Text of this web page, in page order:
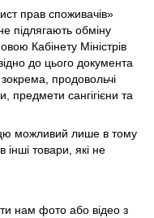
прав споживачів»
підлягають обміну
Кабінету Міністрів
до цього документа
продовольчі
предмети сангігієни та
можливий лише в тому
товари, які не
нам фото або відео з